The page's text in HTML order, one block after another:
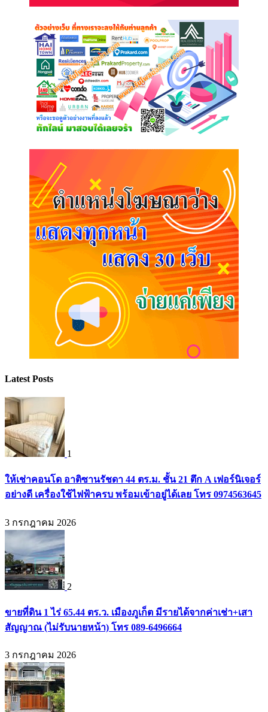
Latest Posts
1
ให้เช่าคอนโด อาติซานรัชดา 44 ตร.ม. ชั้น 21 ตึก A เฟอร์นิเจอร์
อย่างดี เครื่องใช้ไฟฟ้าครบ พร้อมเข้าอยู่ได้เลย โทร 0974563645
3 กรกฎาคม 2026
2
ขายที่ดิน 1 ไร่ 65.44 ตร.ว. เมืองภูเก็ต มีรายได้จากค่าเช่า+เสา
สัญญาณ (ไม่รับนายหน้า) โทร 089-6496664
3 กรกฎาคม 2026